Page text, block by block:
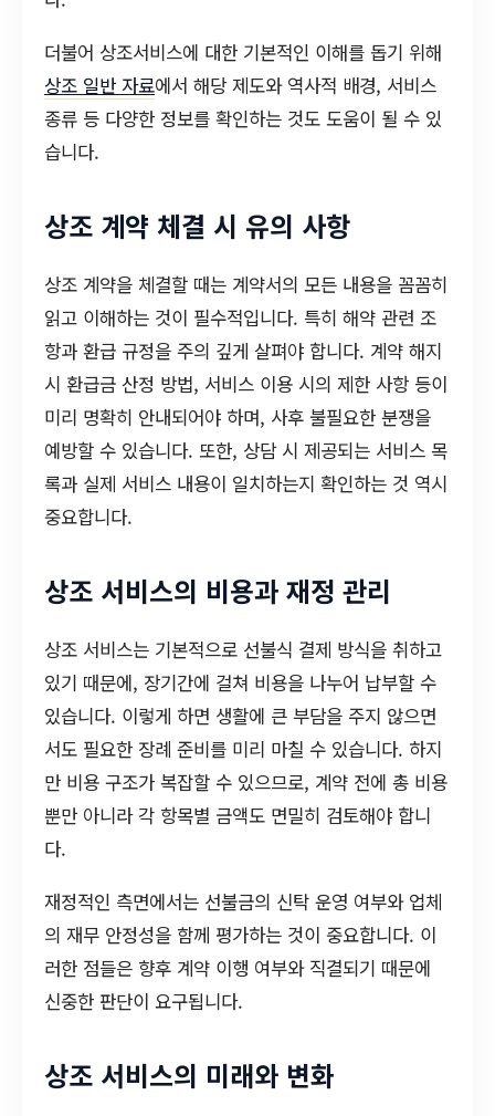
더불어 상조서비스에 대한 기본적인 이해를 돕기 위해
상조 일반 자료에서 해당 제도와 역사적 배경, 서비스
종류 등 다양한 정보를 확인하는 것도 도움이 될 수 있
습니다.
상조 계약 체결 시 유의 사항
상조 계약을 체결할 때는 계약서의 모든 내용을 꼼꼼히
읽고 이해하는 것이 필수적입니다. 특히 해약 관련 조
항과 환급 규정을 주의 깊게 살펴야 합니다. 계약 해지
시 환급금 산정 방법, 서비스 이용 시의 제한 사항 등이
미리 명확히 안내되어야 하며, 사후 불필요한 분쟁을
예방할 수 있습니다. 또한, 상담 시 제공되는 서비스 목
록과 실제 서비스 내용이 일치하는지 확인하는 것 역시
중요합니다.
상조 서비스의 비용과 재정 관리
상조 서비스는 기본적으로 선불식 결제 방식을 취하고
있기 때문에, 장기간에 걸쳐 비용을 나누어 납부할 수
있습니다. 이렇게 하면 생활에 큰 부담을 주지 않으면
서도 필요한 장례 준비를 미리 마칠 수 있습니다. 하지
만 비용 구조가 복잡할 수 있으므로, 계약 전에 총 비용
뿐만 아니라 각 항목별 금액도 면밀히 검토해야 합니
다.
재정적인 측면에서는 선불금의 신탁 운영 여부와 업체
의 재무 안정성을 함께 평가하는 것이 중요합니다. 이
러한 점들은 향후 계약 이행 여부와 직결되기 때문에
신중한 판단이 요구됩니다.
상조 서비스의 미래와 변화